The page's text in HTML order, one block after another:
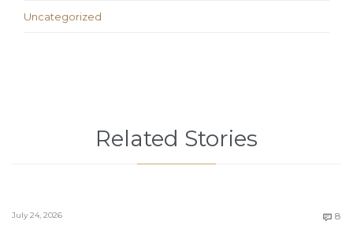
Uncategorized
Related Stories
July 24, 2026  8